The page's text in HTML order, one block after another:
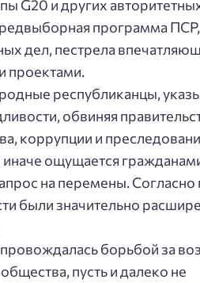
G20 и других
программа ПСР,
дел, пестрела
проектами.
республиканцы,
обвиняя
коррупции и
ощущается
на перемены. Согласно
были значительно
борьбой за
пусть и далеко не